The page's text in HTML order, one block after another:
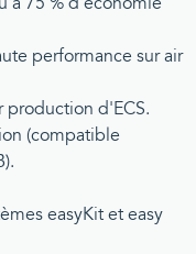
performance sur air
d'ECS.
(compatible
easyKit et easy